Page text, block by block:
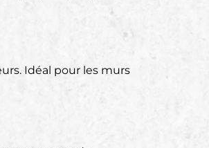
Idéal pour les murs